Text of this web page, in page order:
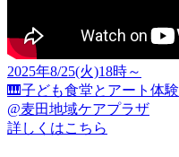
2025年8/25(火)18時～
🎹子ども食堂とアート体験
@麦田地域ケアプラザ
詳しくはこちら